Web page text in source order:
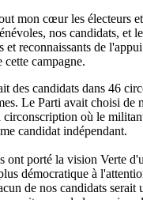
mon cœur les électeurs
nos candidats, et
et reconnaissants de
campagne.
des candidats dans 46
Le Parti avait choisi de
circonscription où le
candidat indépendant.
ont porté la vision Verte
démocratique à
de nos candidats serait